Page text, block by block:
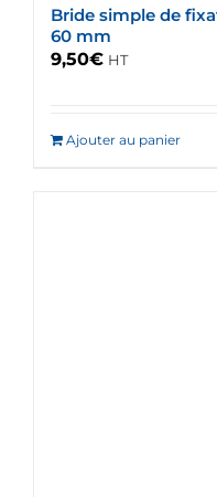
Bride simple de
60 mm
9,50€ HT
Ajouter au panier